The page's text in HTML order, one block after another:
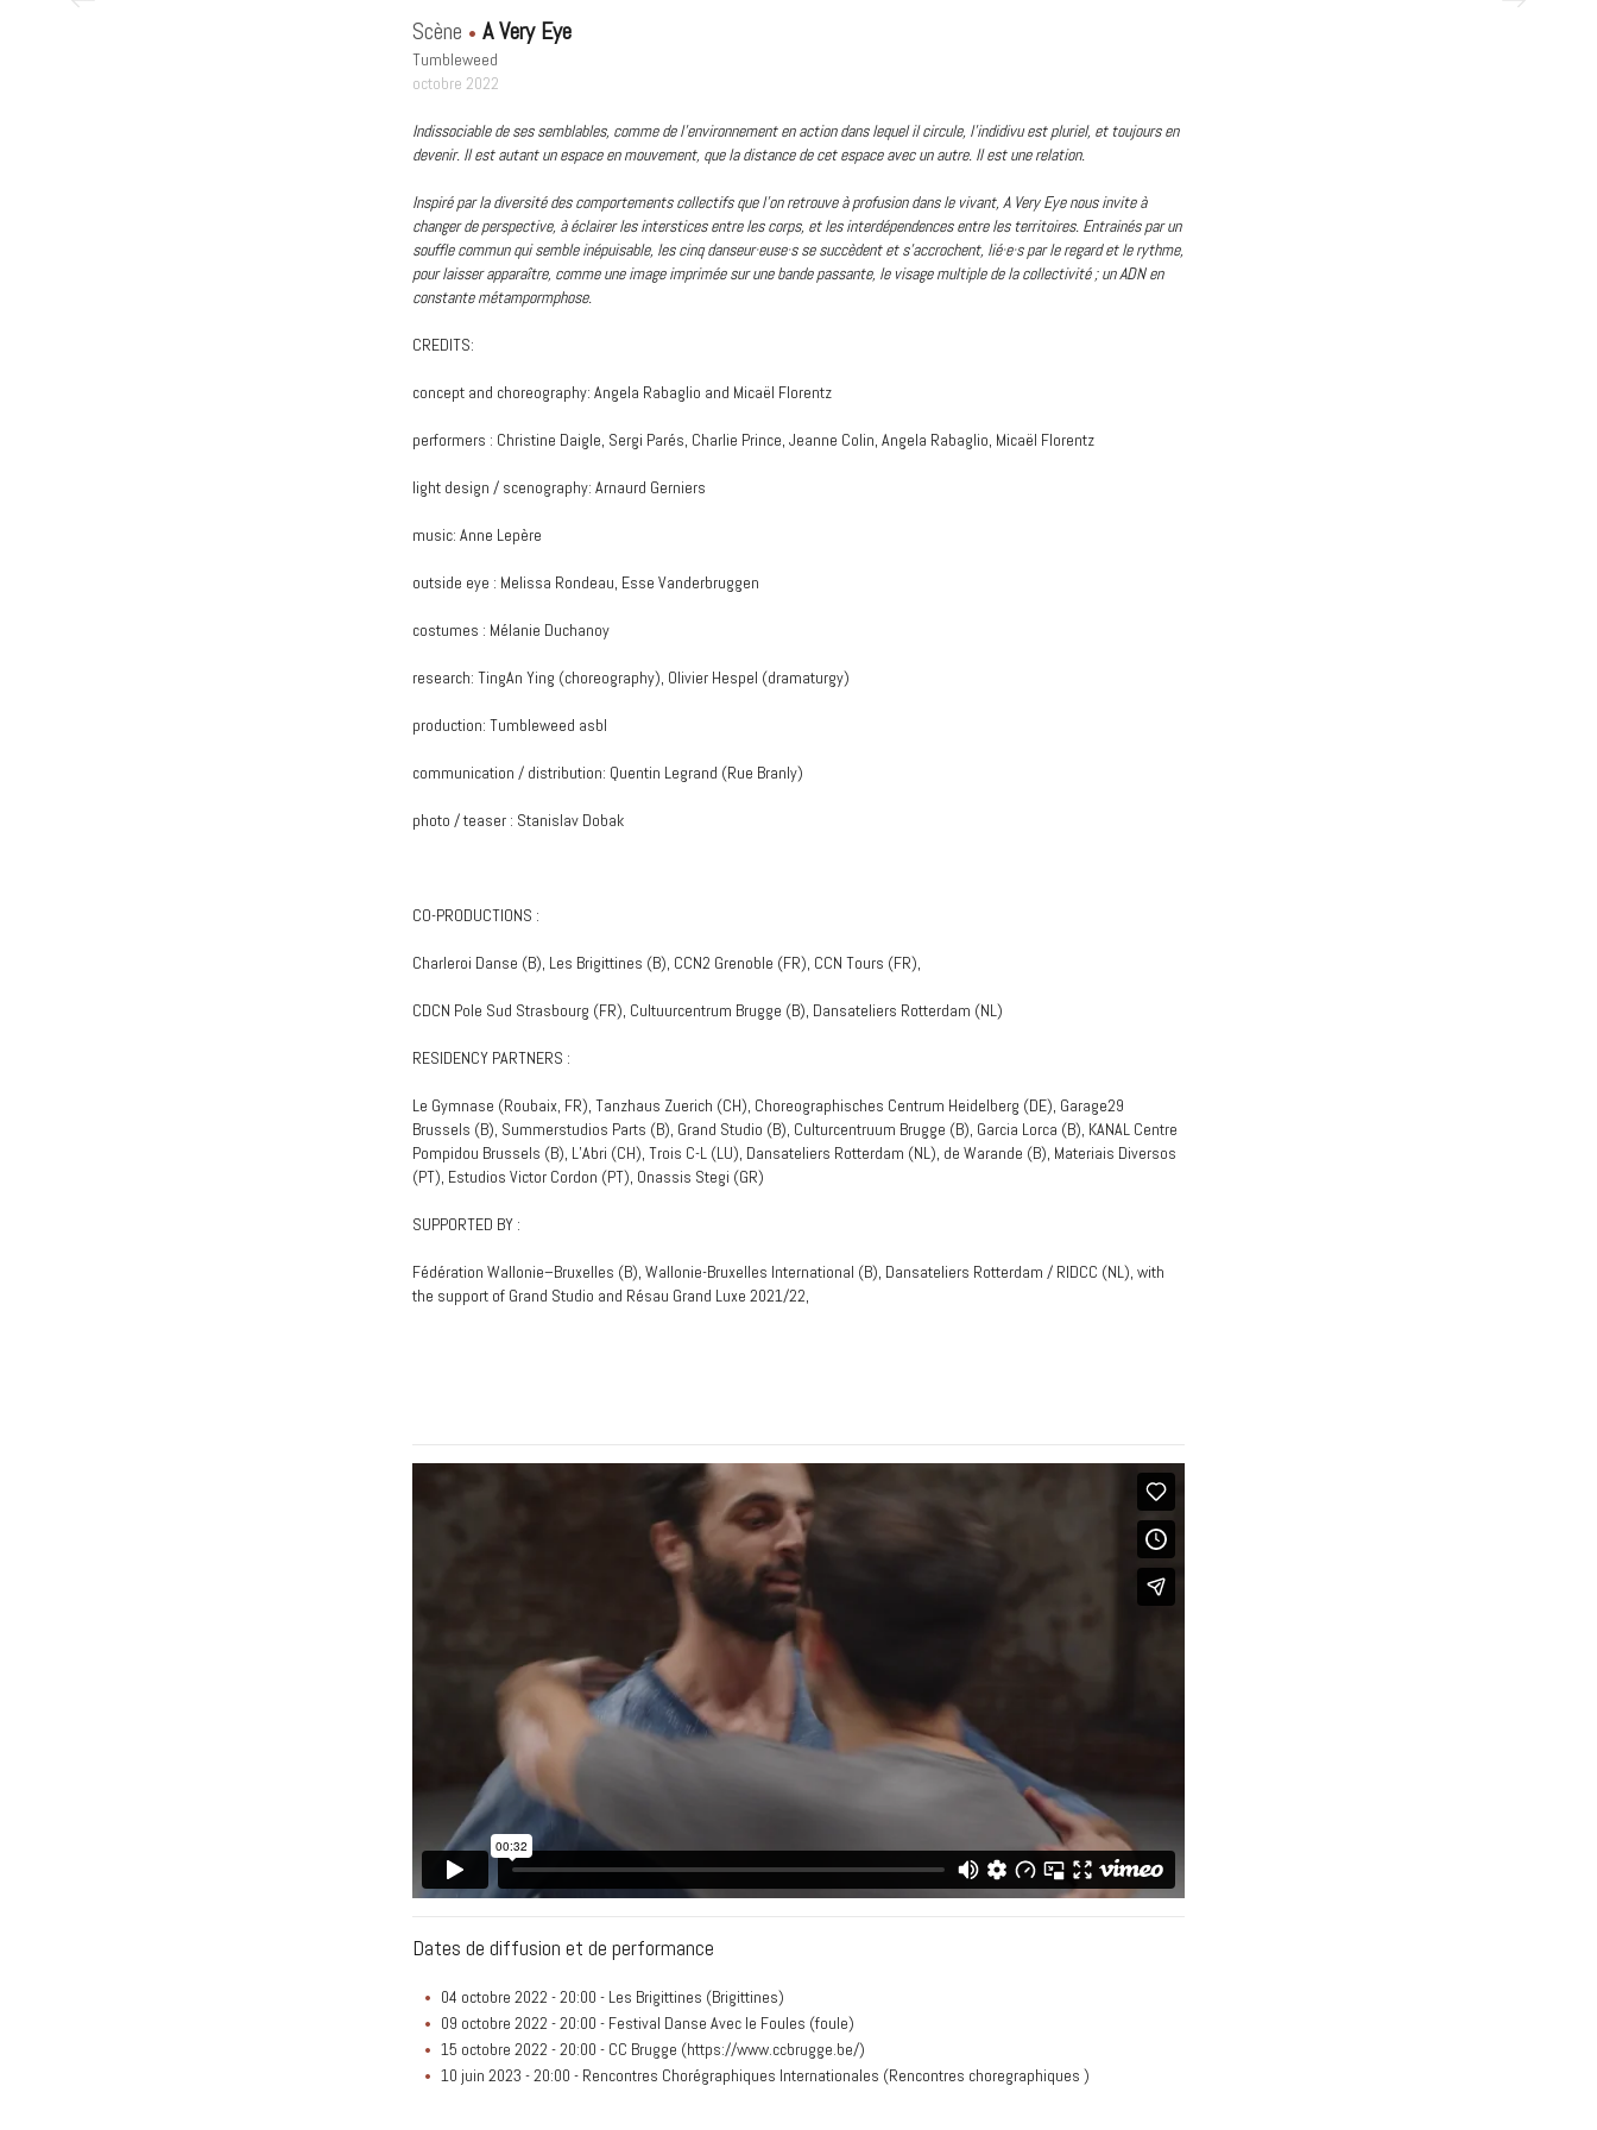
Scène A Very Eye
Tumbleweed
octobre 2022
Indissociable de ses semblables, comme de l'environnement en action dans lequel il circule, l'indidivu est pluriel, et toujours en
devenir. Il est autant un espace en mouvement, que la distance de cet espace avec un autre. Il est une relation.
Inspiré par la diversité des comportements collectifs que l'on retrouve à profusion dans le vivant, A Very Eye nous invite à
changer de perspective, à éclairer les interstices entre les corps, et les interdépendences entre les territoires. Entrainés par un
souffle commun qui semble inépuisable, les cinq danseur·euse·s se succèdent et s'accrochent, lié·e·s par le regard et le rythme,
pour laisser apparaître, comme une image imprimée sur une bande passante, le visage multiple de la collectivité ; un ADN en
constante métampormphose.
CREDITS:
concept and choreography: Angela Rabaglio and Micaël Florentz
performers : Christine Daigle, Sergi Parés, Charlie Prince, Jeanne Colin, Angela Rabaglio, Micaël Florentz
light design / scenography: Arnaurd Gerniers
music: Anne Lepère
outside eye : Melissa Rondeau, Esse Vanderbruggen
costumes : Mélanie Duchanoy
research: TingAn Ying (choreography), Olivier Hespel (dramaturgy)
production: Tumbleweed asbl
communication / distribution: Quentin Legrand (Rue Branly)
photo / teaser : Stanislav Dobak
CO-PRODUCTIONS :
Charleroi Danse (B), Les Brigittines (B), CCN2 Grenoble (FR), CCN Tours (FR),
CDCN Pole Sud Strasbourg (FR), Cultuurcentrum Brugge (B), Dansateliers Rotterdam (NL)
RESIDENCY PARTNERS :
Le Gymnase (Roubaix, FR), Tanzhaus Zuerich (CH), Choreographisches Centrum Heidelberg (DE), Garage29
Brussels (B), Summerstudios Parts (B), Grand Studio (B), Culturcentruum Brugge (B), Garcia Lorca (B), KANAL Centre
Pompidou Brussels (B), L’Abri (CH), Trois C-L (LU), Dansateliers Rotterdam (NL), de Warande (B), Materiais Diversos
(PT), Estudios Victor Cordon (PT), Onassis Stegi (GR)
SUPPORTED BY :
Fédération Wallonie–Bruxelles (B), Wallonie-Bruxelles International (B), Dansateliers Rotterdam / RIDCC (NL), with
the support of Grand Studio and Résau Grand Luxe 2021/22,
Dates de diffusion et de performance
04 octobre 2022 - 20:00 - Les Brigittines (Brigittines)
09 octobre 2022 - 20:00 - Festival Danse Avec le Foules (foule)
15 octobre 2022 - 20:00 - CC Brugge (https://www.ccbrugge.be/)
10 juin 2023 - 20:00 - Rencontres Chorégraphiques Internationales (Rencontres choregraphiques )